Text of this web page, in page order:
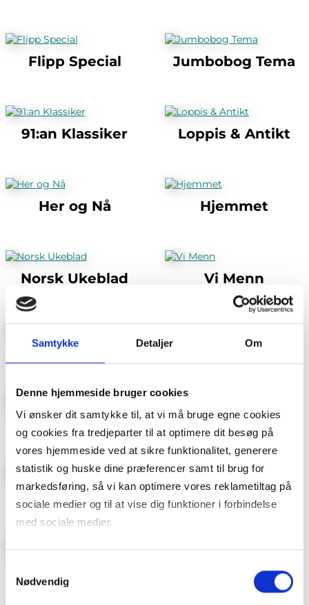
Samtykke Detaljer Om
Denne hjemmeside bruger cookies
Vi ønsker dit samtykke til, at vi må bruge egne cookies
og cookies fra tredjeparter til at optimere dit besøg på
vores hjemmeside ved at sikre funktionalitet, generere
statistik og huske dine præferencer samt til brug for
markedsføring, så vi kan optimere vores reklametiltag på
sociale medier og til at vise dig funktioner i forbindelse
med sociale medier.
være opmærksom på, at vores hjemmeside muligvis ikke
fungerer optimalt, hvis du ikke accepterer cookies eller
Nødvendig
Flipp Special Jumbobog Tema
91:an Klassiker Loppis & Antikt
Her og Nå Hjemmet
Norsk Ukeblad Vi Menn
Kamille Bonytt
ROM123 Donald Duck & Co
Hytteliv Familien
Maison Interiør